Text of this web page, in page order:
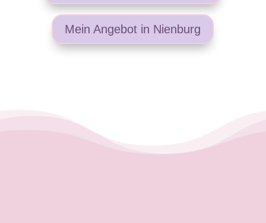
Mein Angebot in Nienburg